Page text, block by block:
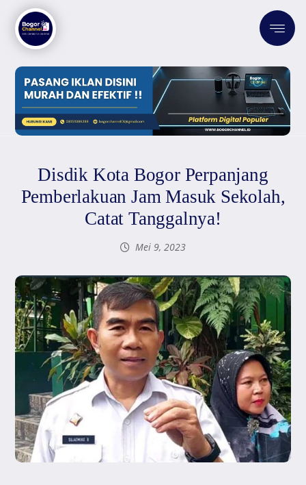
Disdik Kota Bogor Perpanjang
Pemberlakuan Jam Masuk Sekolah,
Catat Tanggalnya!
Mei 9, 2023